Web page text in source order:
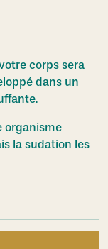
corps sera
dans un
organisme
la sudation les